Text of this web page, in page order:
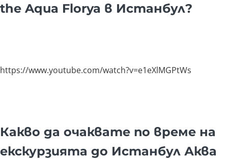
the Aqua Florya в Истанбул?
https://www.youtube.com/watch?v=e1eXlMGPtWs
Какво да очаквате по време на
екскурзията до Истанбул Аква